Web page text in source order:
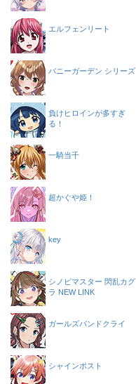
エルフェンリート
バニーガーデン シリーズ
負けヒロインが多すぎ
る！
一騎当千
超かぐや姫！
key
シノビマスター 閃乱カグ
ラ NEW LINK
ガールズバンドクライ
シャインポスト